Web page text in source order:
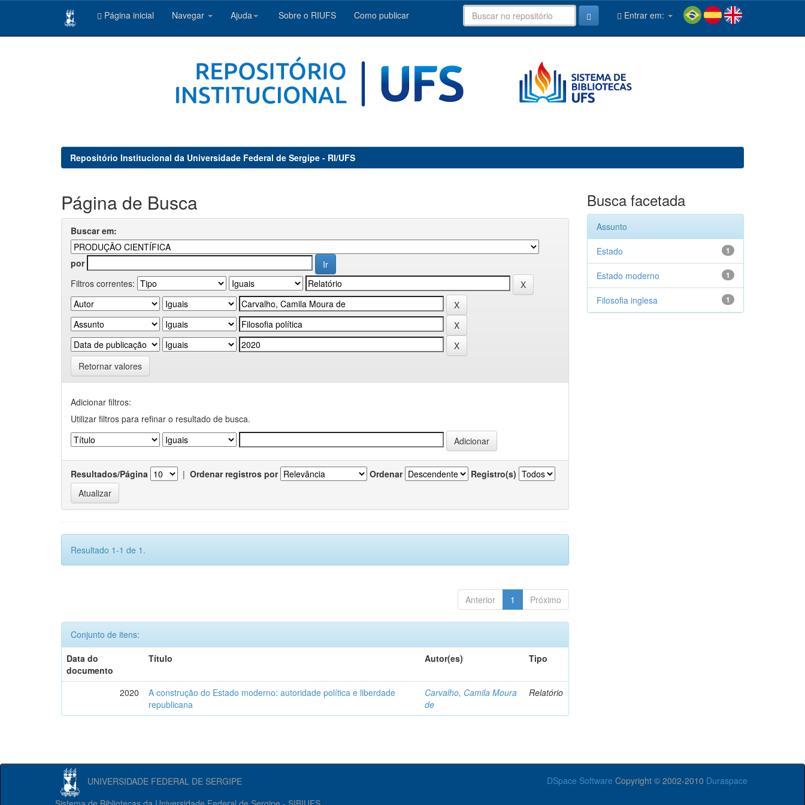
Página inicial Navegar Ajuda Sobre o RIUFS Como publicar Entrar em:
Repositório Institucional da Universidade Federal de Sergipe - RI/UFS
Página de Busca
Buscar em:
por
Filtros correntes:
Retornar valores
Adicionar filtros:
Utilizar filtros para refinar o resultado de busca.
Resultados/Página | Ordenar registros por Ordenar Registro(s)
Resultado 1-1 de 1.
Anterior 1 Próximo
Conjunto de itens:
Data do
documento
Título Autor(es) Tipo
2020
A construção do Estado moderno: autoridade política e liberdade
republicana
Carvalho, Camila Moura
de
Relatório
Busca facetada
Assunto
1
Estado
1
Estado moderno
1
Filosofia inglesa
UNIVERSIDADE FEDERAL DE SERGIPE DSpace Software Copyright © 2002-2010 Duraspace